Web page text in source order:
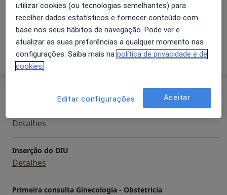
Aborto Espontâneo
Doenças Do Colo Do Útero
Doenças Sexualmente Transmissíveis
+7
Mostrar mais detalhes
sobre a experiência
Detalhes
Inserção do DIU
Detalhes
Primeira consulta Ginecologia - Obstetricia
utilizar cookies (ou tecnologias semelhantes) para
recolher dados estatísticos e fornecer conteúdo com
base nos seus hábitos de navegação. Pode ver e
atualizar as suas preferências a qualquer momento nas
configurações. Saiba mais na política de privacidade e de
cookies.
Editar configurações Aceitar